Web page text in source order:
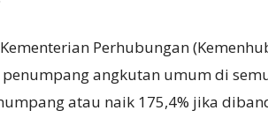
Perhubungan
angkutan umum di
atau naik 175,4% jika